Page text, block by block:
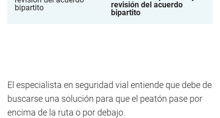
revisión del acuerdo
bipartito
El especialista en seguridad vial entiende que debe de
buscarse una solución para que el peatón pase por
encima de la ruta o por debajo.